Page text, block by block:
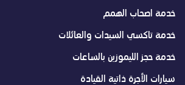
خدمة اصحاب الهمم
خدمة تاكسي السيدات والعائلات
خدمة حجز الليموزين بالساعات
سيارات الأجرة ذاتية القيادة